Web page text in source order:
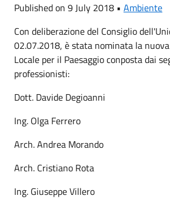
Published on 9 July 2018 • Ambiente
Con deliberazione del Consiglio
02.07.2018, è stata nominata la
Locale per il Paesaggio conposta dai
professionisti:
Dott. Davide Degioanni
Ing. Olga Ferrero
Arch. Andrea Morando
Arch. Cristiano Rota
Ing. Giuseppe Villero